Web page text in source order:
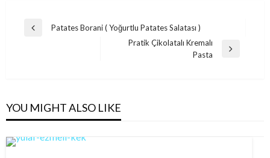
Post
Previous
Patates Borani ( Yoğurtlu Patates Salatası )
Pratik Çikolatalı Kremalı
Pasta
YOU MIGHT ALSO LIKE